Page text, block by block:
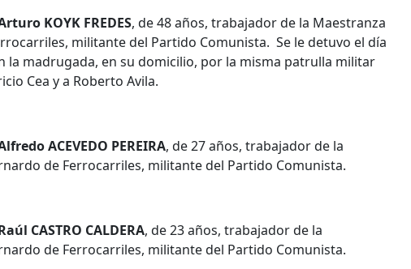
FREDES, de 48 años, trabajador de la Maestranza
militante del Partido Comunista. Se le detuvo el día
la madrugada, en su domicilio, por la misma patrulla militar
Cea y a Roberto Avila.
PEREIRA, de 27 años, trabajador de la
de Ferrocarriles, militante del Partido Comunista.
CALDERA, de 23 años, trabajador de la
de Ferrocarriles, militante del Partido Comunista.